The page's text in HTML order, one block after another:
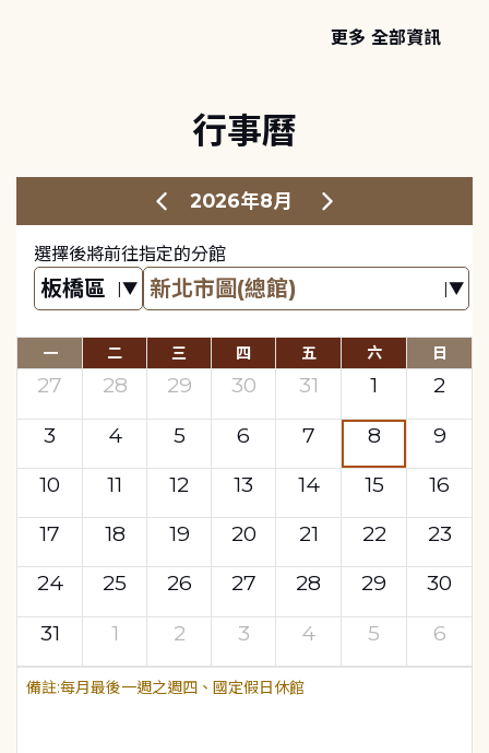
更多 全部資訊
行事曆
2026年8月
選擇後將前往指定的分館
一 二 三 四 五 六 日
27 28 29 30 31 1
2
3
4 5 6 7 8
9
10
11 12 13 14 15
16
17
18 19 20 21 22
23
24
25 26 27 28 29
30
31
1 2 3 4 5 6
每月最後一週之週四、國定假日休館